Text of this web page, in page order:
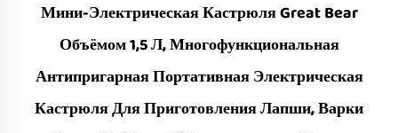
Мини-Электрическая Кастрюля Great Bear
Объёмом 1,5 Л, Многофункциональная
Антипригарная Портативная Электрическая
Кастрюля Для Приготовления Лапши, Варки